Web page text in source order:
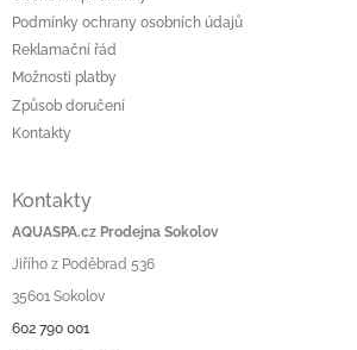
Podmínky ochrany osobních údajů
Reklamační řád
Možnosti platby
Způsob doručení
Kontakty
Kontakty
AQUASPA.cz Prodejna Sokolov
Jiřího z Poděbrad 536
35601 Sokolov
602 790 001